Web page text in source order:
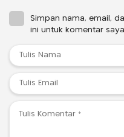
Simpan nama, email,
ini untuk komentar